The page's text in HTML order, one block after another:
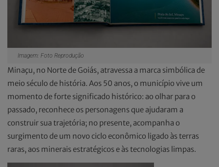
Imagem: Foto Reprodução
Minaçu, no Norte de Goiás, atravessa a marca simbólica de
meio século de história. Aos 50 anos, o município vive um
momento de forte significado histórico: ao olhar para o
passado, reconhece os personagens que ajudaram a
construir sua trajetória; no presente, acompanha o
surgimento de um novo ciclo econômico ligado às terras
raras, aos minerais estratégicos e às tecnologias limpas.